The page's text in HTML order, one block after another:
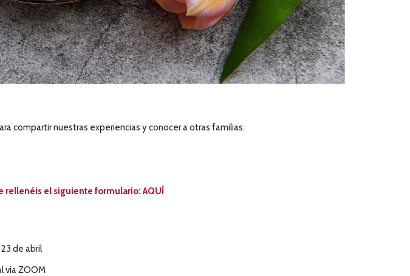
compartir nuestras experiencias y conocer a otras familias.
rellenéis el siguiente formulario: AQUÍ
de abril
vía ZOOM